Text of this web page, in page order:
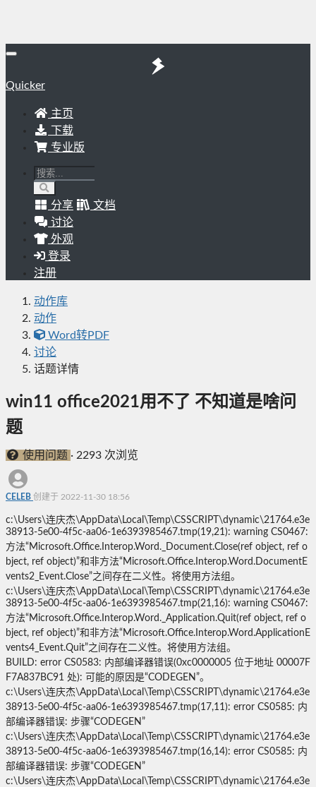
Quicker
主页
下载
专业版
分享
文档
讨论
外观
登录
注册
动作库
动作
Word转PDF
讨论
话题详情
win11 office2021用不了 不知道是啥问
题
使用问题 · 2293 次浏览
CELEB 创建于 2022-11-30 18:56
c:\Users\连庆杰\AppData\Local\Temp\CSSCRIPT\dynamic\21764.e3e
38913-5e00-4f5c-aa06-1e6393985467.tmp(19,21): warning CS0467:
方法“Microsoft.Office.Interop.Word._Document.Close(ref object, ref o
bject, ref object)”和非方法“Microsoft.Office.Interop.Word.DocumentE
vents2_Event.Close”之间存在二义性。将使用方法组。
c:\Users\连庆杰\AppData\Local\Temp\CSSCRIPT\dynamic\21764.e3e
38913-5e00-4f5c-aa06-1e6393985467.tmp(21,16): warning CS0467:
方法“Microsoft.Office.Interop.Word._Application.Quit(ref object, ref o
bject, ref object)”和非方法“Microsoft.Office.Interop.Word.ApplicationE
vents4_Event.Quit”之间存在二义性。将使用方法组。
BUILD: error CS0583: 内部编译器错误(0xc0000005 位于地址 00007F
F7A837BC91 处): 可能的原因是“CODEGEN”。
c:\Users\连庆杰\AppData\Local\Temp\CSSCRIPT\dynamic\21764.e3e
38913-5e00-4f5c-aa06-1e6393985467.tmp(17,11): error CS0585: 内
部编译器错误: 步骤“CODEGEN”
c:\Users\连庆杰\AppData\Local\Temp\CSSCRIPT\dynamic\21764.e3e
38913-5e00-4f5c-aa06-1e6393985467.tmp(16,14): error CS0585: 内
部编译器错误: 步骤“CODEGEN”
c:\Users\连庆杰\AppData\Local\Temp\CSSCRIPT\dynamic\21764.e3e